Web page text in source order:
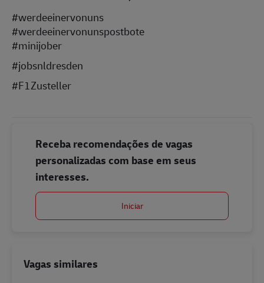
#werdeeinervonuns
#werdeeinervonunspostbote
#minijober
#jobsnldresden
#F1Zusteller
Receba recomendações de vagas
personalizadas com base em seus
interesses.
Iniciar
Vagas similares